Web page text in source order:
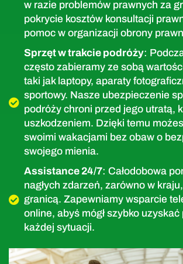
w razie problemów prawnych za
pokrycie kosztów konsultacji
pomoc w organizacji obrony
Sprzęt w trakcie podróży:
często zabieramy ze sobą
taki jak laptopy, aparaty
sportowy. Nasze ubezpieczenie
podróży chroni przed jego utratą,
uszkodzeniem. Dzięki temu
swoimi wakacjami bez obaw o
swojego mienia.
Assistance 24/7: Całodobowa
nagłych zdarzeń, zarówno w
granicą. Zapewniamy wsparcie
online, abyś mógł szybko uzyskać
każdej sytuacji.